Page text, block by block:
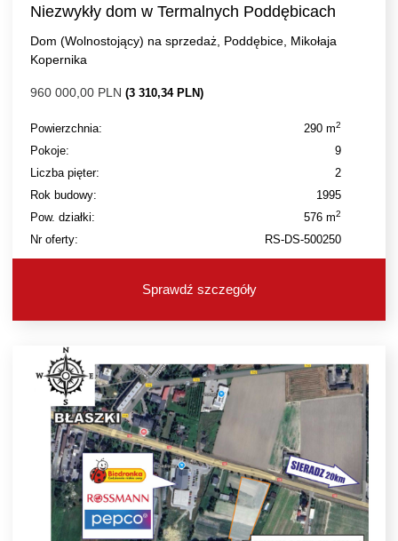
Niezwykły dom w Termalnych Poddębicach
Dom (Wolnostojący) na sprzedaż, Poddębice, Mikołaja
Kopernika
960 000,00 PLN (3 310,34 PLN)
Powierzchnia: 290 m2
Pokoje:
9
Liczba pięter:
2
Rok budowy:
1995
Pow. działki:
576 m2
Nr oferty: RS-DS-500250
Sprawdź szczegóły